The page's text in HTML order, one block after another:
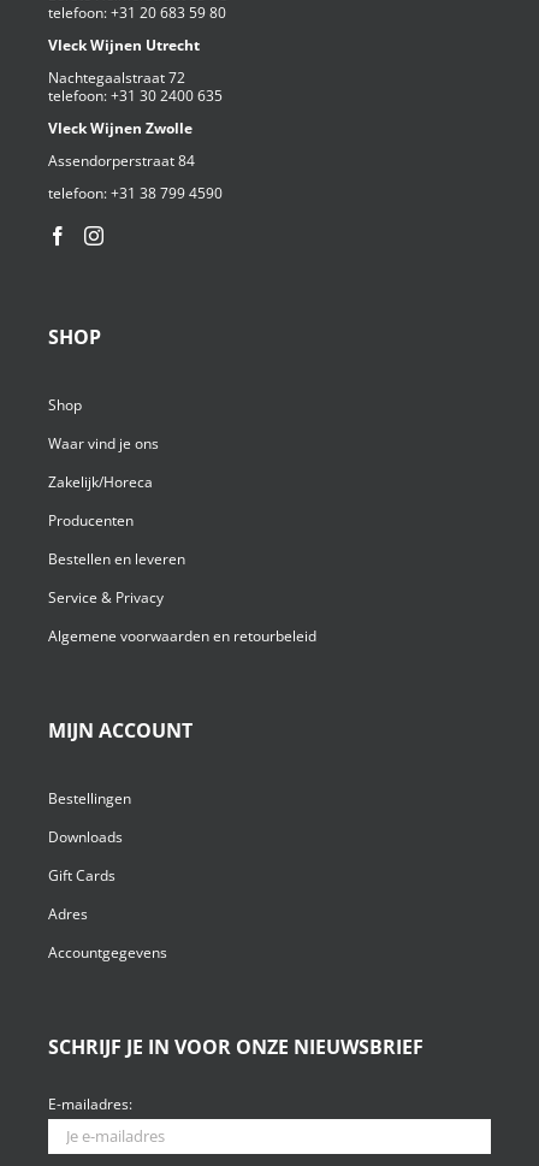
telefoon:+31 20 683 59 80
Vleck Wijnen Utrecht
Nachtegaalstraat 72
telefoon:+31 30 2400 635
Vleck Wijnen Zwolle
Assendorperstraat 84
telefoon:+31 38 799 4590⁩
SHOP
Shop
Waar vind je ons
Zakelijk/Horeca
Producenten
Bestellen en leveren
Service & Privacy
Algemene voorwaarden en retourbeleid
MIJN ACCOUNT
Bestellingen
Downloads
Gift Cards
Adres
Accountgegevens
SCHRIJF JE IN VOOR ONZE NIEUWSBRIEF
E-mailadres: